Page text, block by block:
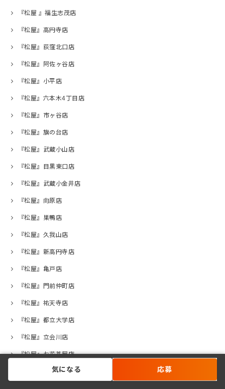
『松屋 』福生志茂店
『松屋』高円寺店
『松屋』荻窪北口店
『松屋』阿佐ヶ谷店
『松屋』小平店
『松屋』六本木4丁目店
『松屋』市ヶ谷店
『松屋』旗の台店
『松屋』武蔵小山店
『松屋』目黒東口店
『松屋』武蔵小金井店
『松屋』向原店
『松屋』巣鴨店
『松屋』久我山店
『松屋』新高円寺店
『松屋』亀戸店
『松屋』門前仲町店
『松屋』祐天寺店
『松屋』都立大学店
『松屋』立会川店
『松屋』お花茶屋店
『松屋』荻窪西口店
気になる 応募